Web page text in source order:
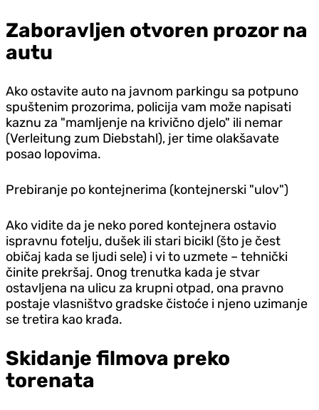
Zaboravljen otvoren prozor na
autu
Ako ostavite auto na javnom parkingu sa potpuno
spuštenim prozorima, policija vam može napisati
kaznu za "mamljenje na krivično djelo" ili nemar
(Verleitung zum Diebstahl), jer time olakšavate
posao lopovima.
Prebiranje po kontejnerima (kontejnerski "ulov")
Ako vidite da je neko pored kontejnera ostavio
ispravnu fotelju, dušek ili stari bicikl (što je čest
običaj kada se ljudi sele) i vi to uzmete – tehnički
činite prekršaj. Onog trenutka kada je stvar
ostavljena na ulicu za krupni otpad, ona pravno
postaje vlasništvo gradske čistoće i njeno uzimanje
se tretira kao krađa.
Skidanje filmova preko
torenata